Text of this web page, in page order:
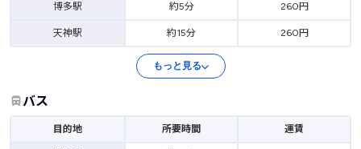
博多駅 約5分 260円
天神駅 約15分 260円
もっと見る
バス
目的地 所要時間 運賃